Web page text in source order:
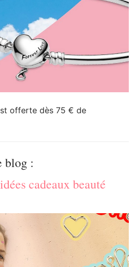
offerte dès 75 € de
blog :
cadeaux beauté